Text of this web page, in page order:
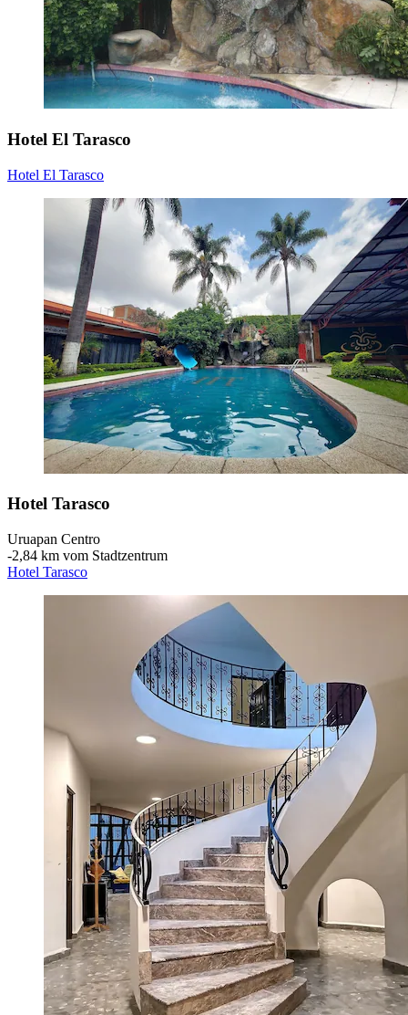
Hotel El Tarasco
Hotel El Tarasco
Hotel Tarasco
Uruapan Centro
‐2,84 km vom Stadtzentrum
Hotel Tarasco